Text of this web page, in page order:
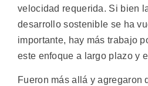
velocidad requerida. Si bien
desarrollo sostenible se ha
importante, hay más trabajo
este enfoque a largo plazo y
Fueron más allá y agregaron